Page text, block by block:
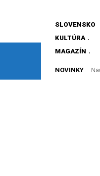
SLOVENSKO
KULTÚRA
MAGAZÍN
NOVINKY